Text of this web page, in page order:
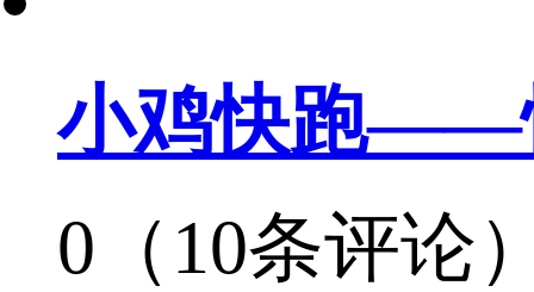
小鸡快跑——
0（10条评论